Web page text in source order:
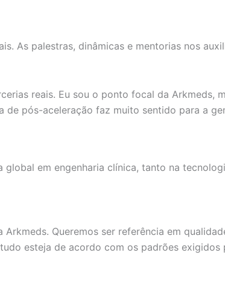
As palestras, dinâmicas e mentorias nos
reais. Eu sou o ponto focal da Arkmeds,
pós-aceleração faz muito sentido para a
em engenharia clínica, tanto na
Queremos ser referência em
esteja de acordo com os padrões exigidos